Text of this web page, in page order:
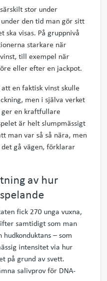
stor under
dentid man gör sitt
ska visas. På gruppnivå
starkare när
till exempel när
eller efter en jackpot.
en faktisk vinst skulle
men i själva verket
ger en kraftfullare
är helt slumpmässigt
man var så så nära, men
gå vägen, förklarar
av hur
fick 270 unga vuxna,
samtidigt som man
– som
intensitetvia hur
på grund av svett.
salivprov för DNA-